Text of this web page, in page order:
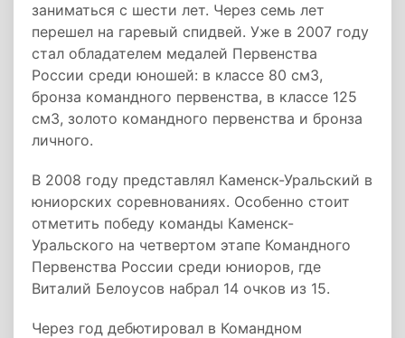
заниматься с шести лет. Через семь лет
перешел на гаревый спидвей. Уже в 2007 году
стал обладателем медалей Первенства
России среди юношей: в классе 80 см3,
бронза командного первенства, в классе 125
см3, золото командного первенства и бронза
личного.
В 2008 году представлял Каменск-Уральский в
юниорских соревнованиях. Особенно стоит
отметить победу команды Каменск-
Уральского на четвертом этапе Командного
Первенства России среди юниоров, где
Виталий Белоусов набрал 14 очков из 15.
Через год дебютировал в Командном